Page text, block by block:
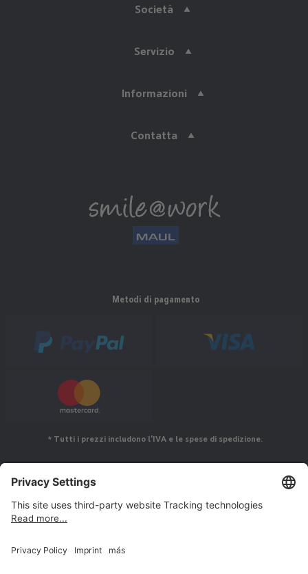
Società
Servizio
Informazioni
Contatta
Metodi di pagamento
* Tutti i prezzi includono l'IVA e le spese di spedizione.